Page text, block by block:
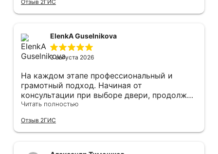
Монтаж быстро, качественно и аккуратно,
Сергея прямо рекомендую! С утра до
мусор убирает после монтажа. Рекомендую!
Отзыв 2ГИС
ElenkA Guselnikova
3 августа 2026
На каждом этапе профессиональный и
грамотный подход. Начиная от
консультации при выборе двери, продолжая
оперативным замером, завершая быстрой и
оформление двери - отдельное спасибо!
Рекомендуем и планируем в дальнейшем, по
Читать полностью
Отзыв 2ГИС